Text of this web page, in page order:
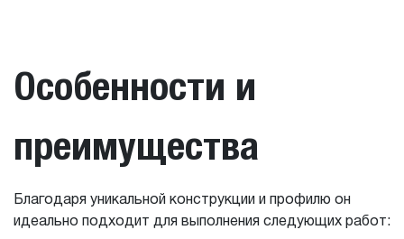
Особенности и
преимущества
Благодаря уникальной конструкции и профилю он
идеально подходит для выполнения следующих работ: